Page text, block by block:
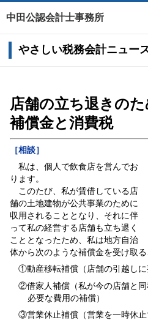
中田公認会計士事務所
やさしい税務会計ニュー
店舗の立ち退きの
補償金と消費税
［相談］
私は、個人で飲食店を営んでお
ります。
このたび、私が賃借している店
舗の土地建物が公共事業のために
収用されることとなり、それに伴
って私の経営する店舗も立ち退く
こととなったため、私は地方自治
体から次のような補償金を受け取る
①動産移転補償（店舗の引越しに
②借家人補償（私が今の店舗と
必要な費用の補償）
③営業休止補償（営業を一時休